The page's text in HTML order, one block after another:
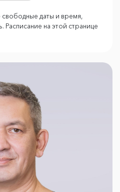
свободные даты и время,
Расписание на этой странице